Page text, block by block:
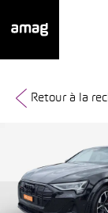
Retour à la